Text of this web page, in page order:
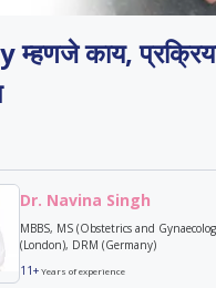
म्हणजे काय,
Dr. Navina Singh
MBBS, MS (Obstetrics and
(London), DRM (Germany)
11+Years of experience